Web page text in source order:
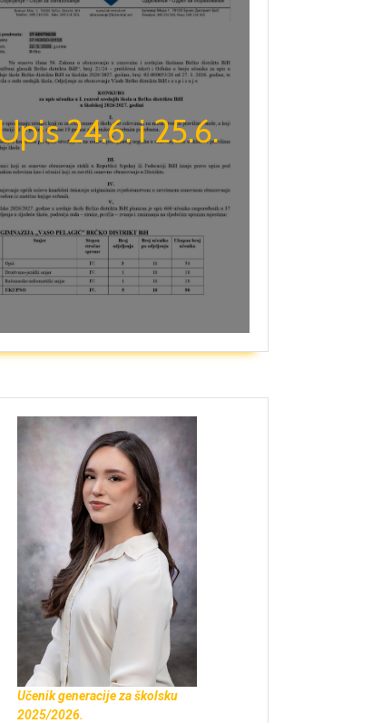
24.6. i 25.6.
Učenik generacije za školsku
2025/2026.